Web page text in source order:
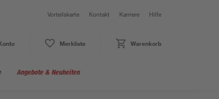
Vorteilskarte Kontakt Karriere Hilfe
Merkliste Warenkorb
Angebote & Neuheiten